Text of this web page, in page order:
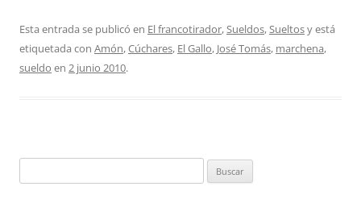
Esta entrada se publicó en El francotirador,Sueldos,Sueltosy está
etiquetada con Amón,Cúchares, El Gallo, José Tomás, marchena,
sueldo en 2 junio 2010.